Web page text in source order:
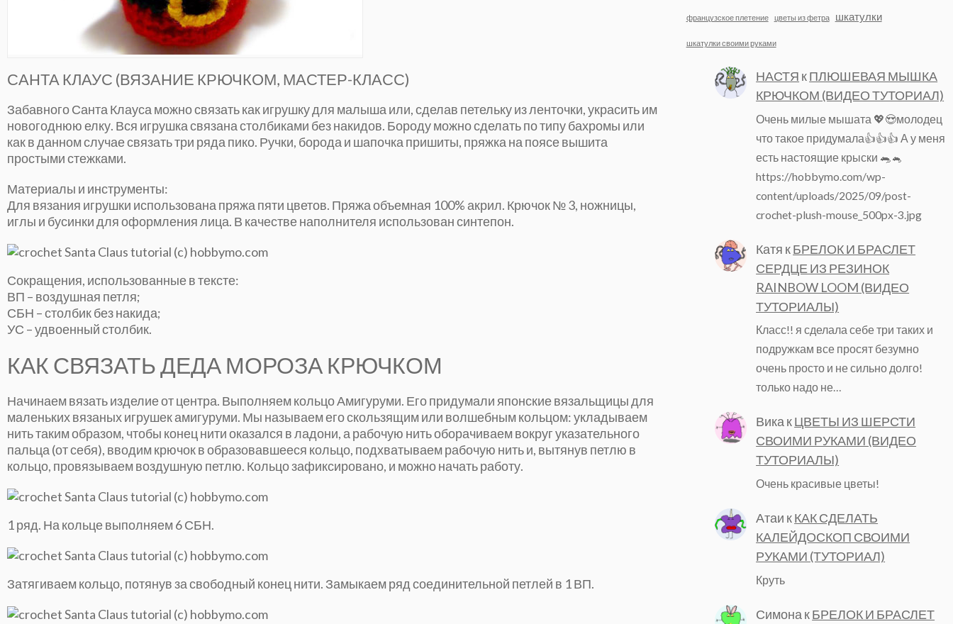
САНТА КЛАУС (ВЯЗАНИЕ КРЮЧКОМ, МАСТЕР-КЛАСС)
Забавного Санта Клауса можно связать как игрушку для малыша или, сделав петельку из ленточки, украсить им
новогоднюю елку. Вся игрушка связана столбиками без накидов. Бороду можно сделать по типу бахромы или
как в данном случае связать три ряда пико. Ручки, борода и шапочка пришиты, пряжка на поясе вышита
простыми стежками.
Материалы и инструменты:
Для вязания игрушки использована пряжа пяти цветов. Пряжа объемная 100% акрил. Крючок № 3, ножницы,
иглы и бусинки для оформления лица. В качестве наполнителя использован синтепон.
Сокращения, использованные в тексте:
ВП – воздушная петля;
СБН – столбик без накида;
УС – удвоенный столбик.
КАК СВЯЗАТЬ ДЕДА МОРОЗА КРЮЧКОМ
Начинаем вязать изделие от центра. Выполняем кольцо Амигуруми. Его придумали японские вязальщицы для
маленьких вязаных игрушек амигуруми. Мы называем его скользящим или волшебным кольцом: укладываем
нить таким образом, чтобы конец нити оказался в ладони, а рабочую нить оборачиваем вокруг указательного
пальца (от себя), вводим крючок в образовавшееся кольцо, подхватываем рабочую нить и, вытянув петлю в
кольцо, провязываем воздушную петлю. Кольцо зафиксировано, и можно начать работу.
1 ряд. На кольце выполняем 6 СБН.
Затягиваем кольцо, потянув за свободный конец нити. Замыкаем ряд соединительной петлей в 1 ВП.
французское плетение цветы из фетра шкатулки
шкатулки своими руками
НАСТЯ кПЛЮШЕВАЯ МЫШКА
КРЮЧКОМ (ВИДЕО ТУТОРИАЛ)
Очень милые мышата 💖😍молодец
что такое придумала👍👍👍 А у меня
есть настоящие крыски 🐀🐁
https://hobbymo.com/wp-
content/uploads/2025/09/post-
crochet-plush-mouse_500px-3.jpg
Катя кБРЕЛОК И БРАСЛЕТ
СЕРДЦЕ ИЗ РЕЗИНОК
RAINBOW LOOM (ВИДЕО
ТУТОРИАЛЫ)
Класс!! я сделала себе три таких и
подружкам все просят безумно
очень просто и не сильно долго!
только надо не…
ВикакЦВЕТЫ ИЗ ШЕРСТИ
СВОИМИ РУКАМИ (ВИДЕО
ТУТОРИАЛЫ)
Очень красивые цветы!
Атаи кКАК СДЕЛАТЬ
КАЛЕЙДОСКОП СВОИМИ
РУКАМИ (ТУТОРИАЛ)
Круть
Симона кБРЕЛОК И БРАСЛЕТ